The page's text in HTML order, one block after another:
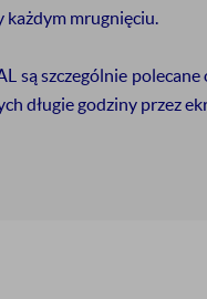
każdym mrugnięciu.
są szczególnie
długie godziny przez